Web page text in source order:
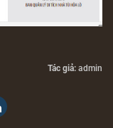
Tác giả: admin